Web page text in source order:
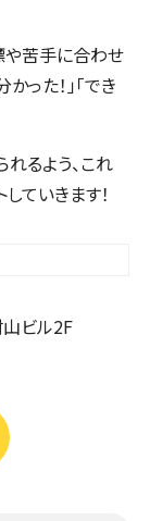
や苦手に合わせ
った！」「でき
るよう、これ
ていきます！
ビル2F